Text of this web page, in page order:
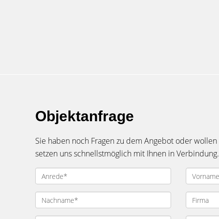
Objektanfrage
Sie haben noch Fragen zu dem Angebot oder
setzen uns schnellstmöglich mit Ihnen in Verbindung.